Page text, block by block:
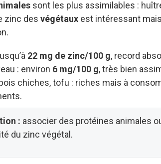
sont les plus assimilables :
zinc des végétaux est intéressant
22 mg de zinc/100 g, record
: environ 6 mg/100 g, très bien
chiches, tofu : riches mais à
: associer des protéines animales
du zinc végétal.